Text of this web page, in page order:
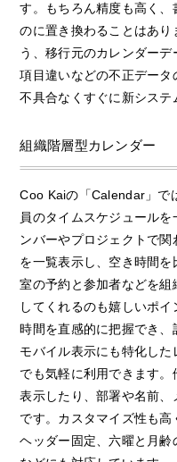
す。もちろん精度も高く
のに置き換わることはあり
う、移行元のカレンダー
項目違いなどの不正デー
不具合なくすぐに新システ
組織階層型カレンダー
Coo Kaiの「Calendar」で
員のタイムスケジュール
ンバーやプロジェクトで
を一覧表示し、空き時間
室の予約と参加者などを
してくれるのも嬉しいポ
時間を直感的に把握でき
モバイル表示にも特化し
でも気軽に利用できます
表示したり、部署や名前
です。カスタマイズ性も
ヘッダー固定、六曜と月